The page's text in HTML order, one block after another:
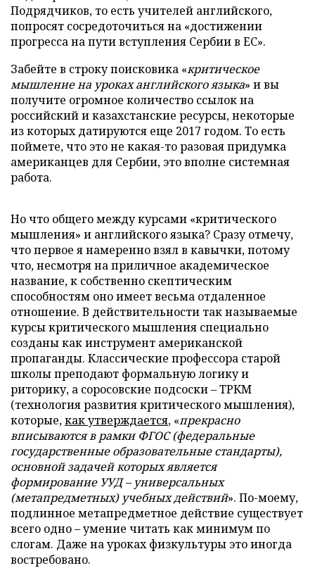
Подрядчиков, то есть учителей английского,
попросят сосредоточиться на «достижении
прогресса на пути вступления Сербии в ЕС».
Забейте в строку поисковика «критическое
мышление на уроках английского языка» и вы
получите огромное количество ссылок на
российский и казахстанские ресурсы, некоторые
из которых датируются еще 2017 годом. То есть
поймете, что это не какая-то разовая придумка
американцев для Сербии, это вполне системная
работа.
Но что общего между курсами «критического
мышления» и английского языка? Сразу отмечу,
что первое я намеренно взял в кавычки, потому
что, несмотря на приличное академическое
название, к собственно скептическим
способностям оно имеет весьма отдаленное
отношение. В действительности так называемые
курсы критического мышления специально
созданы как инструмент американской
пропаганды. Классические профессора старой
школы преподают формальную логику и
риторику, а соросовские подсоски – ТРКМ
(технология развития критического мышления),
которые,как утверждается, «прекрасно
вписываются в рамки ФГОС (федеральные
государственные образовательные стандарты),
основной задачей которых является
формирование УУД – универсальных
(метапредметных) учебных действий». По-моему,
подлинное метапредметное действие существует
всего одно – умение читать как минимум по
слогам. Даже на уроках физкультуры это иногда
востребовано.